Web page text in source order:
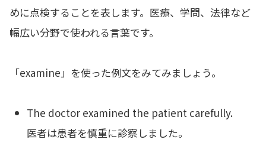
めに点検することを表します。医療、学問、法律など
幅広い分野で使われる言葉です。
「examine」を使った例文をみてみましょう。
The doctor examined the patient carefully.
医者は患者を慎重に診察しました。